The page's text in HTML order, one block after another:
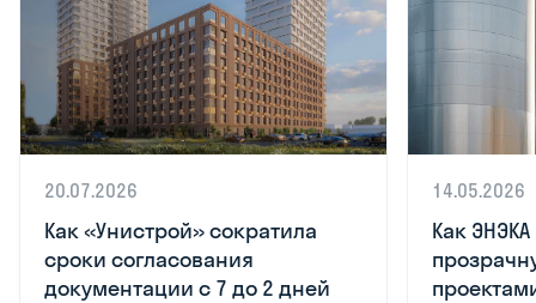
20.07.2026
Как «Унистрой» сократила
сроки согласования
документации с 7 до 2 дней
14.05.2026
Как